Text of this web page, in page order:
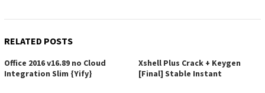
RELATED POSTS
Office 2016 v16.89 no Cloud
Integration Slim {Yify}
Xshell Plus Crack + Keygen
[Final] Stable Instant